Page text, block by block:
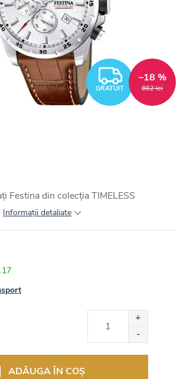
GRATUIT 862 lei
–18 %
Festina din colecția TIMELESS
Informaţii detaliate
ADĂUGA ÎN COŞ